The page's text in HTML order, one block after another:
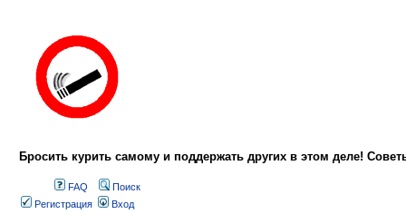
Бросить курить самому и поддержать других в этом деле!
FAQ
Поиск
Регистрация
Вход